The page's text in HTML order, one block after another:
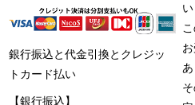
銀行振込と代金引換とクレジッ
トカード払い
【銀行振込】
い